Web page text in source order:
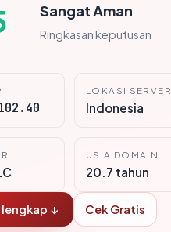
Sangat Aman
Ringkasan keputusan
LOKASI SERVER
Indonesia
USIA DOMAIN
20.7 tahun
↓ Cek Gratis